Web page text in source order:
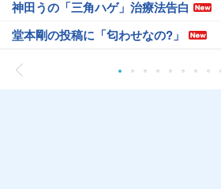
神田うの「三角ハゲ」治療法告白
堂本剛の投稿に「匂わせなの?」